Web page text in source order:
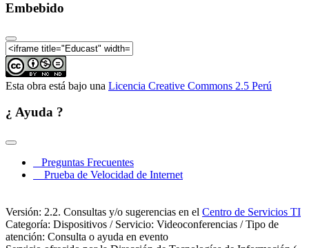
Embebido
Esta obra está bajo una Licencia Creative Commons 2.5 Perú
¿ Ayuda ?
Preguntas Frecuentes
Prueba de Velocidad de Internet
Versión: 2.2. Consultas y/o sugerencias en el Centro de Servicios TI
Categoría: Dispositivos / Servicio: Videoconferencias / Tipo de
atención: Consulta o ayuda en evento